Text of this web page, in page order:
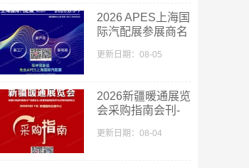
2026 APES上海国
际汽配展参展商名
更新日期：08-05
2026新疆暖通展览
会采购指南会刊-
更新日期：08-04